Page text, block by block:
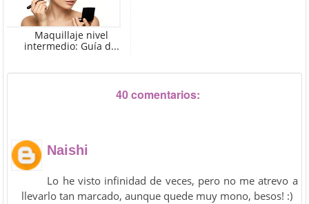
Maquillaje nivel
intermedio: Guía d...
40 comentarios:
Naishi
Lo he visto infinidad de veces, pero no me atrevo a
llevarlo tan marcado, aunque quede muy mono, besos! :)